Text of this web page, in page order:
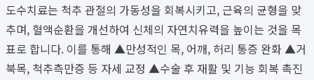
도수치료는 척추 관절의 가동성을 회복시키고, 근육의 균형을 맞
추며, 혈액순환을 개선하여 신체의 자연치유력을 높이는 것을 목
표로 합니다. 이를 통해 ▲만성적인 목, 어깨, 허리 통증 완화 ▲거
북목, 척추측만증 등 자세 교정 ▲수술 후 재활 및 기능 회복 촉진